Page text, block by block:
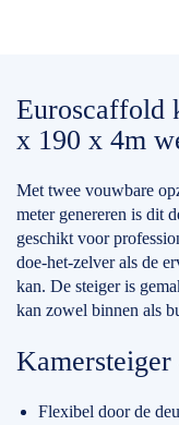
Euroscaffold
x 190 x 4m
Met twee vouwbare
meter genereren is dit
geschikt voor
doe-het-zelver als de
kan. De steiger is
kan zowel binnen als
Flexibel door de